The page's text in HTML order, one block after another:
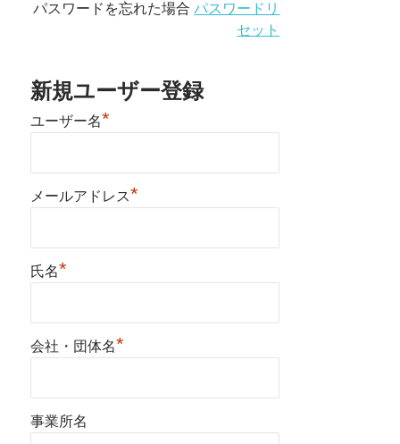
パスワードを忘れた場合パスワードリ
セット
新規ユーザー登録
ユーザー名*
メールアドレス*
氏名*
会社・団体名*
事業所名